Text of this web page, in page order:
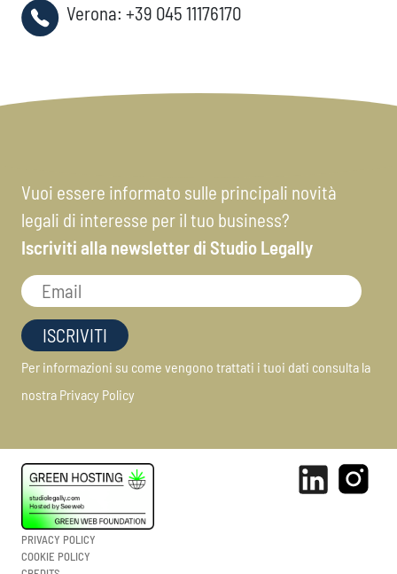
Verona: +39 045 11176170
Vuoi essere informato sulle principali novità
legali di interesse per il tuo business?
Iscriviti alla newsletter di Studio Legally
Per informazioni su come vengono trattati i tuoi dati consulta la
nostra Privacy Policy
PRIVACY POLICY
COOKIE POLICY